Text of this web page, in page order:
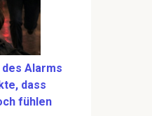
Alarms
dass
fühlen